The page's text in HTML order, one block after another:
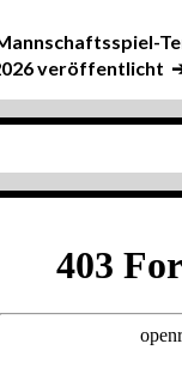
veröffentlicht